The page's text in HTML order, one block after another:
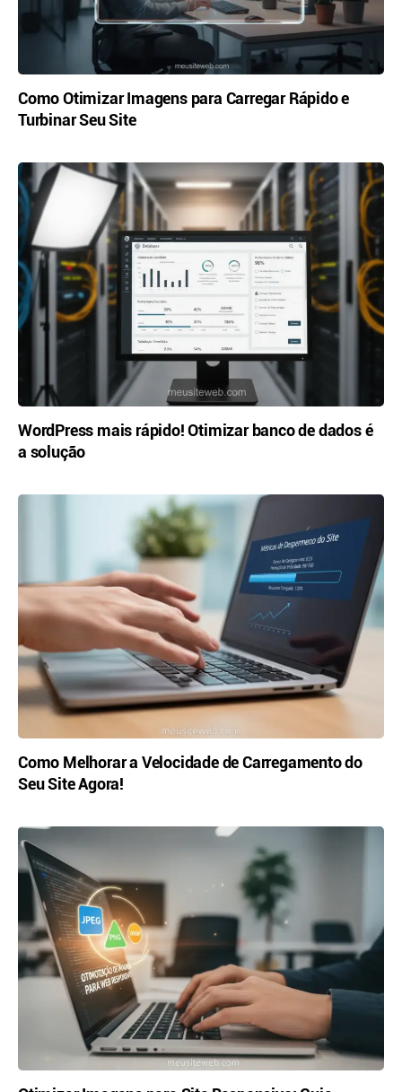
Como Otimizar Imagens para Carregar Rápido e
Turbinar Seu Site
WordPress mais rápido! Otimizar banco de dados é
a solução
Como Melhorar a Velocidade de Carregamento do
Seu Site Agora!